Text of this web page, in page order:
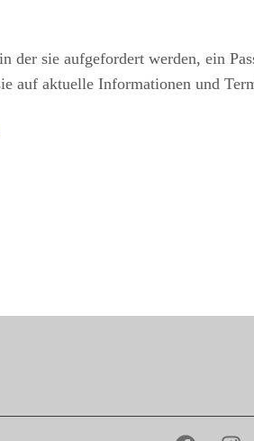
der sie aufgefordert werden, ein
auf aktuelle Informationen und